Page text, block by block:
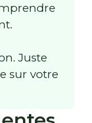
Juste
sur votre